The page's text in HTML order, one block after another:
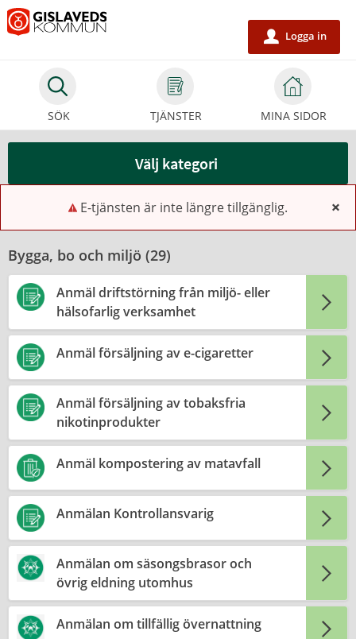
Välkommen
till
tjänster
Gislaveds
kommun
SÖK TJÄNSTER MINA SIDOR
u Logga in
Välj kategori
E-tjänsten är inte längre tillgänglig. x
Bygga, bo och miljö (29)
Anmäl driftstörning från miljö- eller
hälsofarlig verksamhet
Anmäl försäljning av e-cigaretter
Anmäl försäljning av tobaksfria
nikotinprodukter
Anmäl kompostering av matavfall
Anmälan Kontrollansvarig
Anmälan om säsongsbrasor och
övrig eldning utomhus
Anmälan om tillfällig övernattning